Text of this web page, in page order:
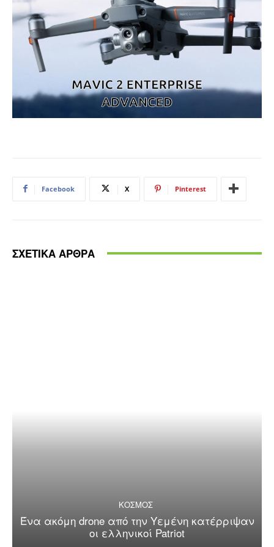
Facebook X Pinterest
ΣΧΕΤΙΚΑ ΑΡΘΡΑ
ΚΟΣΜΟΣ
Ένα ακόμη drone από την Υεμένη κατέρριψαν
οι ελληνικοί Patriot